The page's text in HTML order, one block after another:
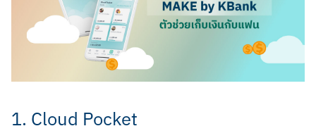
1. Cloud Pocket